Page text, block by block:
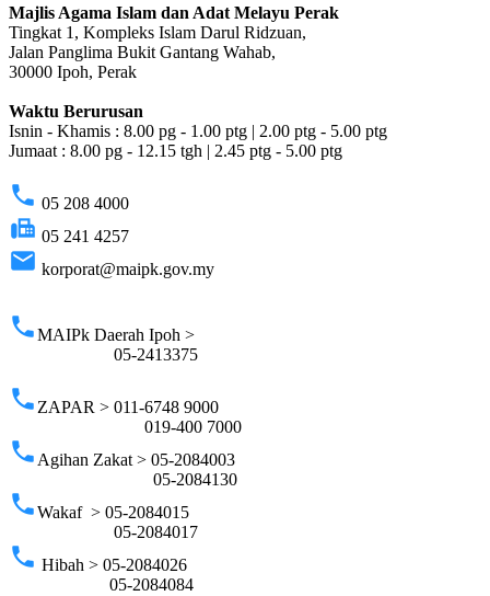
Majlis Agama Islam dan Adat Melayu Perak
Tingkat 1, Kompleks Islam Darul Ridzuan,
Jalan Panglima Bukit Gantang Wahab,
30000 Ipoh, Perak
Waktu Berurusan
Isnin - Khamis : 8.00 pg - 1.00 ptg | 2.00 ptg - 5.00 ptg
Jumaat : 8.00 pg - 12.15 tgh | 2.45 ptg - 5.00 ptg
phone 05 208 4000
fax 05 241 4257
email korporat@maipk.gov.my
phoneMAIPk Daerah Ipoh >
05-2413375
phone ZAPAR > 011-6748 9000
019-400 7000
phone Agihan Zakat > 05-2084003
05-2084130
phoneWakaf > 05-2084015
05-2084017
phone Hibah > 05-2084026
05-2084084